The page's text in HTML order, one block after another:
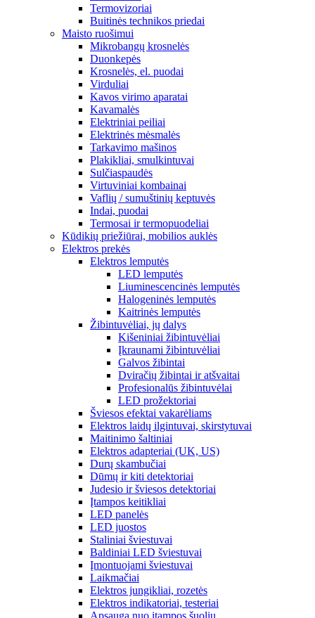
Termovizoriai
Buitinės technikos priedai
Maisto ruošimui
Mikrobangų krosnelės
Duonkepės
Krosnelės, el. puodai
Virduliai
Kavos virimo aparatai
Kavamalės
Elektriniai peiliai
Elektrinės mėsmalės
Tarkavimo mašinos
Plakikliai, smulkintuvai
Sulčiaspaudės
Virtuviniai kombainai
Vaflių / sumuštinių keptuvės
Indai, puodai
Termosai ir termopuodeliai
Kūdikių priežiūrai, mobilios auklės
Elektros prekės
Elektros lemputės
LED lemputės
Liuminescencinės lemputės
Halogeninės lemputės
Kaitrinės lemputės
Žibintuvėliai, jų dalys
Kišeniniai žibintuvėliai
Įkraunami žibintuvėliai
Galvos žibintai
Dviračių žibintai ir atšvaitai
Profesionalūs žibintuvėlai
LED prožektoriai
Šviesos efektai vakarėliams
Elektros laidų ilgintuvai, skirstytuvai
Maitinimo šaltiniai
Elektros adapteriai (UK, US)
Durų skambučiai
Dūmų ir kiti detektoriai
Judesio ir šviesos detektoriai
Įtampos keitikliai
LED panelės
LED juostos
Staliniai šviestuvai
Baldiniai LED šviestuvai
Įmontuojami šviestuvai
Laikmačiai
Elektros jungikliai, rozetės
Elektros indikatoriai, testeriai
Apsauga nuo įtampos šuolių